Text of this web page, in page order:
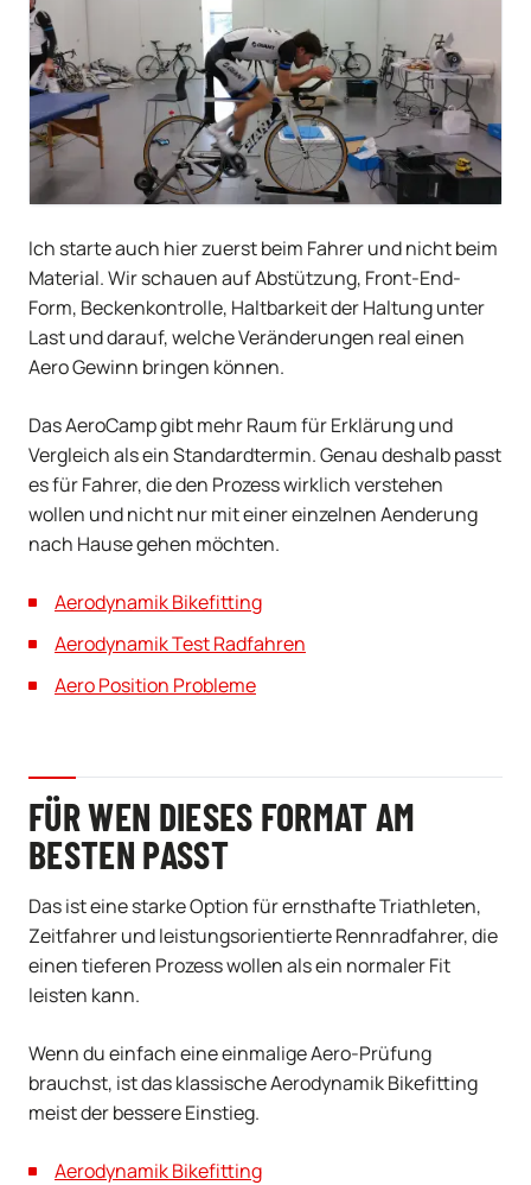
Ich starte auch hier zuerst beim Fahrer und nicht beim
Material. Wir schauen auf Abstützung, Front-End-
Form, Beckenkontrolle, Haltbarkeit der Haltung unter
Last und darauf, welche Veränderungen real einen
Aero Gewinn bringen können.
Das AeroCamp gibt mehr Raum für Erklärung und
Vergleich als ein Standardtermin. Genau deshalb passt
es für Fahrer, die den Prozess wirklich verstehen
wollen und nicht nur mit einer einzelnen Aenderung
nach Hause gehen möchten.
Aerodynamik Bikefitting
Aerodynamik Test Radfahren
Aero Position Probleme
FÜR WEN DIESES FORMAT AM
BESTEN PASST
Das ist eine starke Option für ernsthafte Triathleten,
Zeitfahrer und leistungsorientierte Rennradfahrer, die
einen tieferen Prozess wollen als ein normaler Fit
leisten kann.
Wenn du einfach eine einmalige Aero-Prüfung
brauchst, ist das klassische Aerodynamik Bikefitting
meist der bessere Einstieg.
Aerodynamik Bikefitting